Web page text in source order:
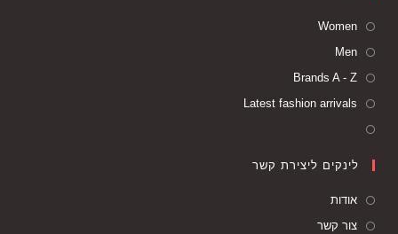
Women
Men
Brands A - Z
Latest fashion arrivals
לינקים ליצירת קשר
אודות
צור קשר